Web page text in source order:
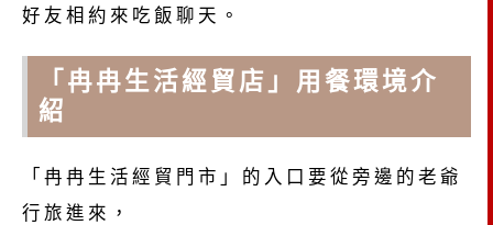
好友相約來吃飯聊天。
「冉冉生活經貿店」用餐環境介
紹
「冉冉生活經貿門市」的入口要從旁邊的老爺
行旅進來，